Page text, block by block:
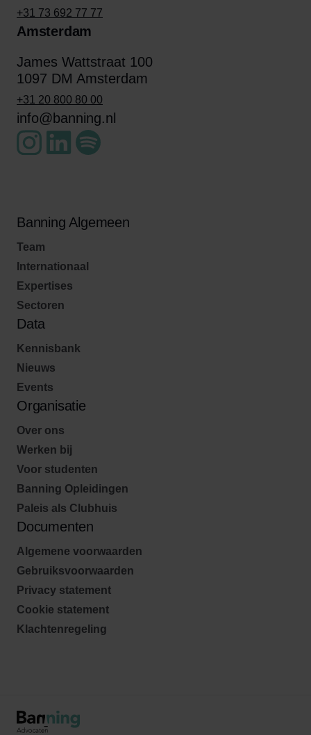
+31 73 692 77 77
Amsterdam
James Wattstraat 100
1097 DM Amsterdam
+31 20 800 80 00
info@banning.nl
Banning Algemeen
Team
Internationaal
Expertises
Sectoren
Data
Kennisbank
Nieuws
Events
Organisatie
Over ons
Werken bij
Voor studenten
Banning Opleidingen
Paleis als Clubhuis
Documenten
Algemene voorwaarden
Gebruiksvoorwaarden
Privacy statement
Cookie statement
Klachtenregeling